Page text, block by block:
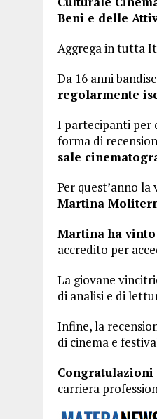
Beni e delle
Aggrega in tutta
Da 16 anni
regolarmente
I partecipanti per
forma di
sale
Per quest’anno
Martina
Martina ha
accredito per
La giovane
di analisi e di
Infine, la
di cinema e
carriera